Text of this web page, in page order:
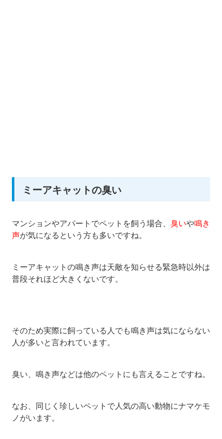
ミーアキャットの臭い
マンションやアパートでペットを飼う場合、 臭いや鳴き
声が気になるという方も多いですね。
ミーアキャットの鳴き声は天敵を知らせる緊急時以外は
普段それほど大きくないです。
そのため実際に飼っている人でも鳴き声は気にならない
人が多いと言われています。
臭い、鳴き声などは他のペットにも言えることですね。
なお、同じく珍しいペットで人気の高い動物にナマケモ
ノがいます。